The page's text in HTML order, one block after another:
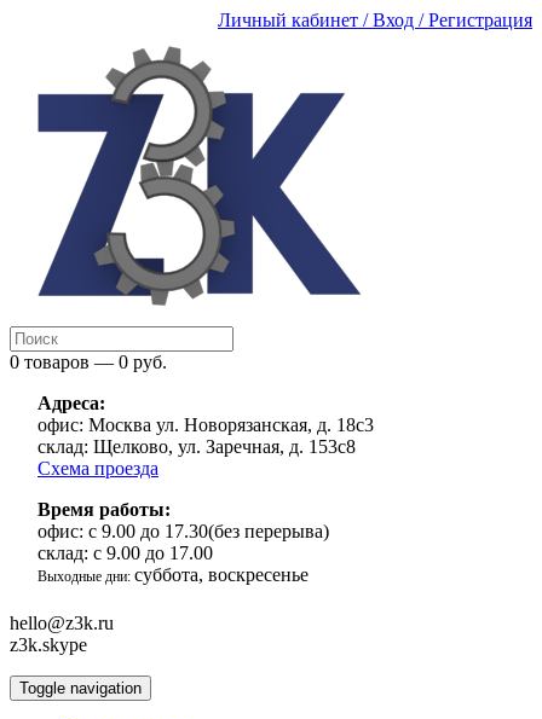
Личный кабинет / Вход / Регистрация
0 товаров — 0 руб.
Адреса:
офис: Москва ул. Новорязанская, д. 18с3
склад: Щелково, ул. Заречная, д. 153с8
Схема проезда
Время работы:
офис: с 9.00 до 17.30(без перерыва)
склад: с 9.00 до 17.00
Выходные дни: суббота, воскресенье
hello@z3k.ru
z3k.skype
Toggle navigation